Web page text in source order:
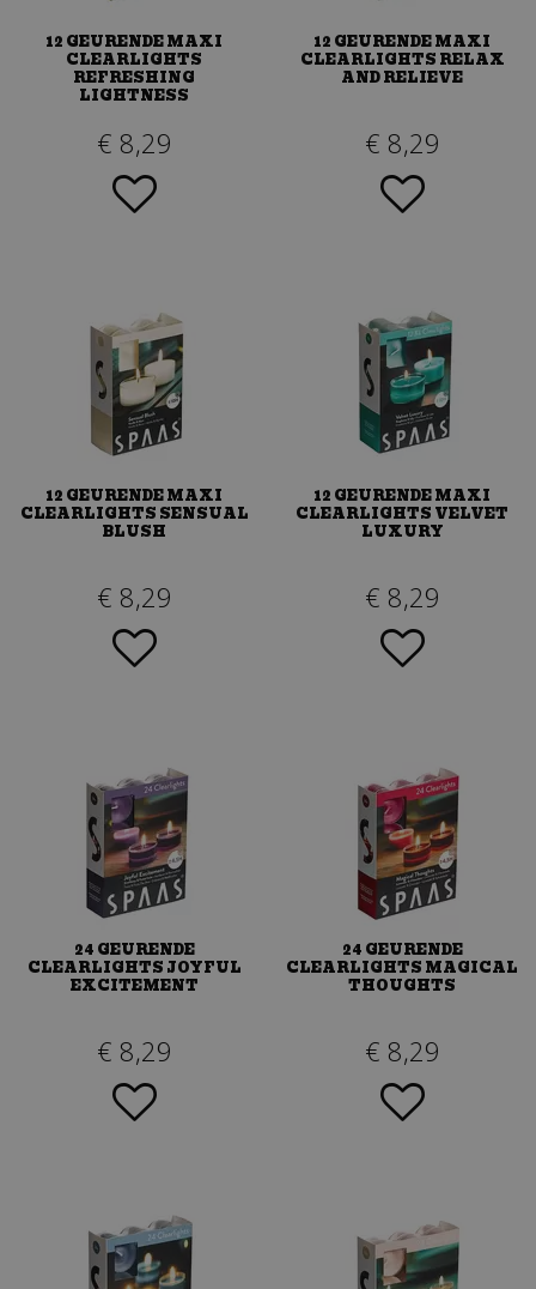
12 GEURENDE MAXI
CLEARLIGHTS
REFRESHING
LIGHTNESS
€ 8,29
12 GEURENDE MAXI
CLEARLIGHTS RELAX
AND RELIEVE
€ 8,29
12 GEURENDE MAXI
CLEARLIGHTS SENSUAL
BLUSH
€ 8,29
12 GEURENDE MAXI
CLEARLIGHTS VELVET
LUXURY
€ 8,29
24 GEURENDE
CLEARLIGHTS JOYFUL
EXCITEMENT
€ 8,29
24 GEURENDE
CLEARLIGHTS MAGICAL
THOUGHTS
€ 8,29